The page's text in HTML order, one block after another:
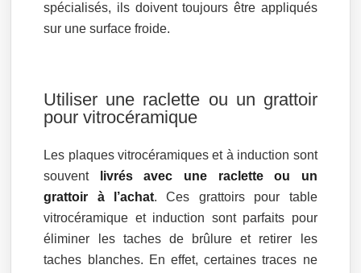
spécialisés, ils doivent toujours être appliqués
sur une surface froide.
Utiliser une raclette ou un grattoir
pour vitrocéramique
Les plaques vitrocéramiques et à induction sont
souvent
livrés avec une raclette ou un
grattoir à l’achat. Ces grattoirs pour table
vitrocéramique et induction sont parfaits pour
éliminer les taches de brûlure et retirer les
taches blanches. En effet, certaines traces ne